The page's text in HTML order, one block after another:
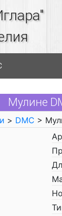
Мулине
> DMC >